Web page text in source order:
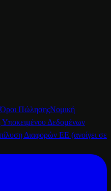
Όροι ΠώλησηςΝομική
Υποκειμένου Δεδομένων
Διαφορών ΕΕ (ανοίγει σε